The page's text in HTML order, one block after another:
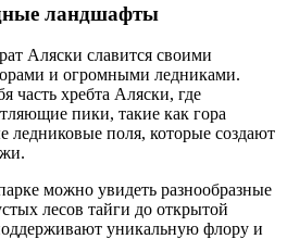
ландшафты
Аляски славится своими
и огромными ледниками.
часть хребта Аляски, где
пики, такие как гора
поля, которые создают
можно увидеть разнообразные
лесов тайги до открытой
уникальную флору и